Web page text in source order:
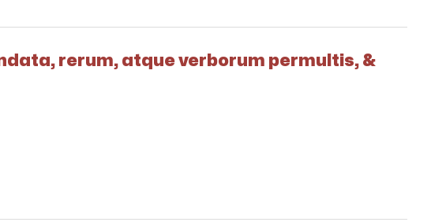
rerum, atque verborum permultis, &